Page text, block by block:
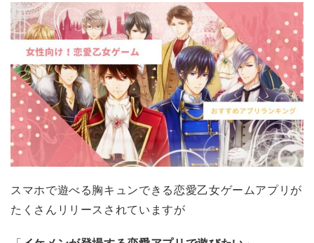
スマホで遊べる胸キュンできる恋愛乙女ゲームアプリが
たくさんリリースされていますが